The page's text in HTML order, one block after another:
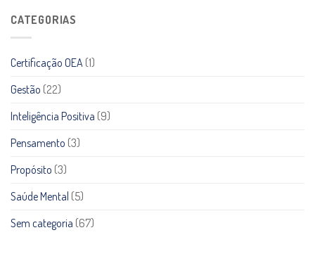
CATEGORIAS
Certificação OEA (1)
Gestão (22)
Inteligência Positiva (9)
Pensamento (3)
Propósito (3)
Saúde Mental (5)
Sem categoria (67)